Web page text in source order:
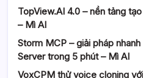
TopView.AI 4.0 – nền tảng
– Mì AI
Storm MCP – giải pháp
Server trong 5 phút – Mì AI
VoxCPM thử voice cloning